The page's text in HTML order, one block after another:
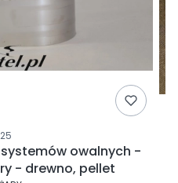
owalnych -
- drewno, pellet